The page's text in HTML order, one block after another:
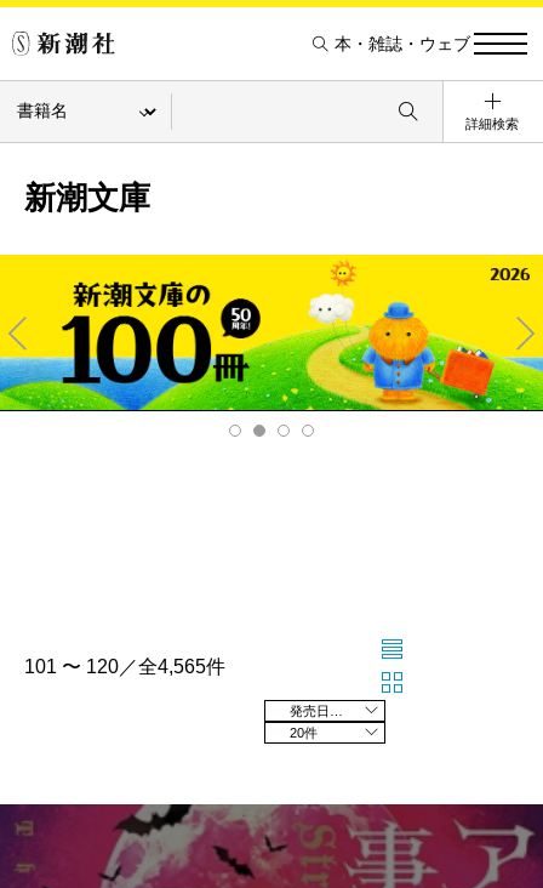
本・雑誌・ウェブ
詳細検索
新潮文庫
Pre
v
Ne
xt
101 〜 120／全4,565件
20件